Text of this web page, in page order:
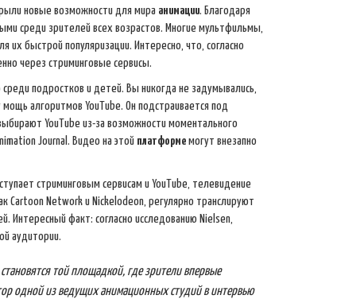
новые возможности для мира анимации. Благодаря
среди зрителей всех возрастов. Многие мультфильмы,
быстрой популяризации. Интересно, что, согласно
через стриминговые сервисы.
среди подростков и детей. Вы никогда не задумывались,
алгоритмов YouTube. Он подстраивается под
YouTube из-за возможности моментального
Journal. Видео на этой платформе могут внезапно
стриминговым сервисам и YouTube, телевидение
Cartoon Network и Nickelodeon, регулярно транслируют
факт: согласно исследованию Nielsen,
аудитории.
той площадкой, где зрители впервые
одной из ведущих анимационных студий в интервью